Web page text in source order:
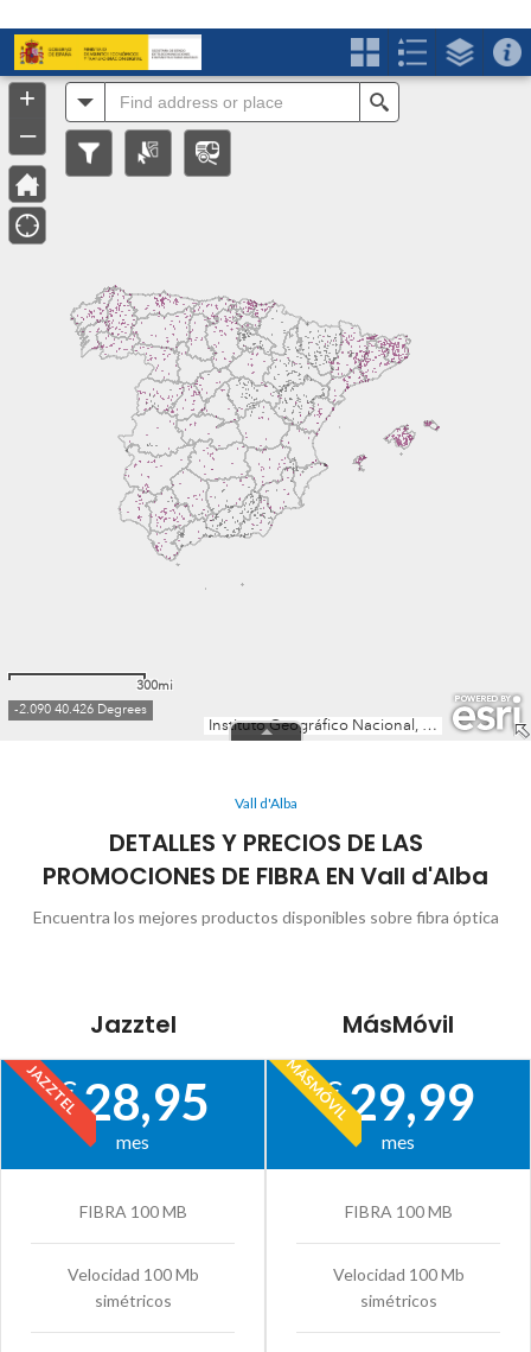
Vall d'Alba
DETALLES Y PRECIOS DE LAS
PROMOCIONES DE FIBRA EN Vall d'Alba
Encuentra los mejores productos disponibles sobre fibra óptica
Jazztel
JAZZTEL
€28,95
mes
FIBRA 100 MB
Velocidad 100 Mb
simétricos
MásMóvil
MÁSMÓVIL
€29,99
mes
FIBRA 100 MB
Velocidad 100 Mb
simétricos